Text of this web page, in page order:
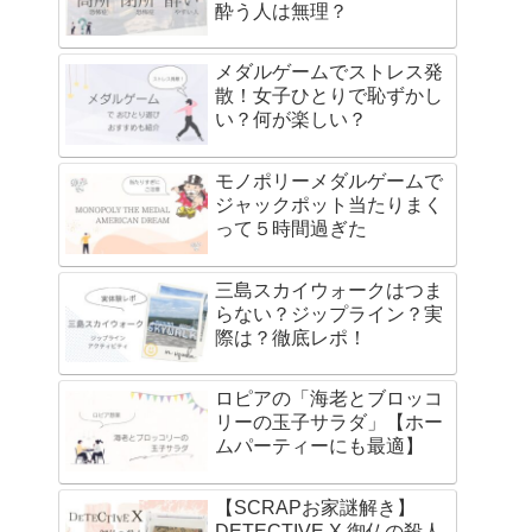
酔う人は無理？
メダルゲームでストレス発
散！女子ひとりで恥ずかし
い？何が楽しい？
モノポリーメダルゲームで
ジャックポット当たりまく
って５時間過ぎた
三島スカイウォークはつま
らない？ジップライン？実
際は？徹底レポ！
ロピアの「海老とブロッコ
リーの玉子サラダ」【ホー
ムパーティーにも最適】
【SCRAPお家謎解き】